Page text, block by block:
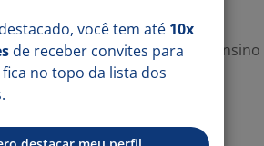
Escolaridade Mínima:
você tem até 10x
de receber convites para
no topo da lista dos